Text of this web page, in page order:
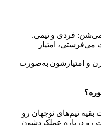
می‌شن: فردی و تیمی.
می‌فرستی، امتیاز
و امتیازشون به‌صورت
بقیه تیم‌های نوجهان رو
رو درباره عملکردشون